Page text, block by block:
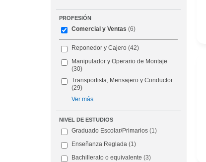
PROFESIÓN
Comercial y Ventas (6)
Reponedor y Cajero (42)
Manipulador y Operario de Montaje
(30)
Transportista, Mensajero y Conductor
(29)
Ver más
NIVEL DE ESTUDIOS
Graduado Escolar/Primarios (1)
Enseñanza Reglada (1)
Bachillerato o equivalente (3)